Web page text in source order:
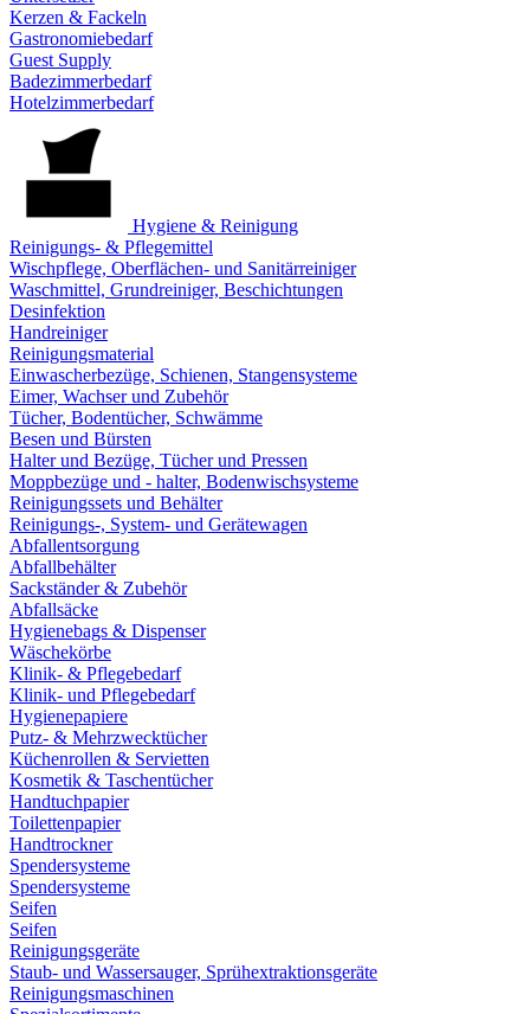
Kerzen & Fackeln
Gastronomiebedarf
Guest Supply
Badezimmerbedarf
Hotelzimmerbedarf
Hygiene & Reinigung
Reinigungs- & Pflegemittel
Wischpflege, Oberflächen- und Sanitärreiniger
Waschmittel, Grundreiniger, Beschichtungen
Desinfektion
Handreiniger
Reinigungsmaterial
Einwascherbezüge, Schienen, Stangensysteme
Eimer, Wachser und Zubehör
Tücher, Bodentücher, Schwämme
Besen und Bürsten
Halter und Bezüge, Tücher und Pressen
Moppbezüge und - halter, Bodenwischsysteme
Reinigungssets und Behälter
Reinigungs-, System- und Gerätewagen
Abfallentsorgung
Abfallbehälter
Sackständer & Zubehör
Abfallsäcke
Hygienebags & Dispenser
Wäschekörbe
Klinik- & Pflegebedarf
Klinik- und Pflegebedarf
Hygienepapiere
Putz- & Mehrzwecktücher
Küchenrollen & Servietten
Kosmetik & Taschentücher
Handtuchpapier
Toilettenpapier
Handtrockner
Spendersysteme
Spendersysteme
Seifen
Seifen
Reinigungsgeräte
Staub- und Wassersauger, Sprühextraktionsgeräte
Reinigungsmaschinen